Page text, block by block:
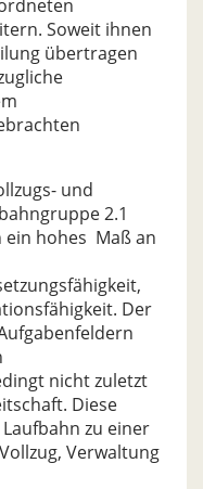
Soweit ihnen
übertragen
und
2.1
hohes Maß an
Der
nicht zuletzt
Diese
zu einer
Verwaltung